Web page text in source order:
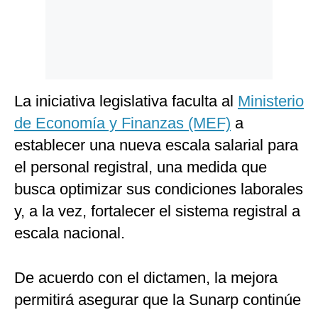
La iniciativa legislativa faculta al Ministerio
de Economía y Finanzas (MEF) a
establecer una nueva escala salarial para
el personal registral, una medida que
busca optimizar sus condiciones laborales
y, a la vez, fortalecer el sistema registral a
escala nacional.
De acuerdo con el dictamen, la mejora
permitirá asegurar que la Sunarp continúe